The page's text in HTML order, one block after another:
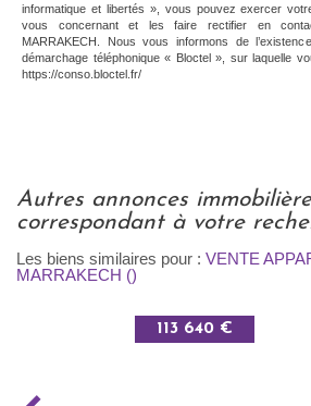
informatique et libertés », vous pouvez exercer
vous concernant et les faire rectifier en
MARRAKECH. Nous vous informons de
démarchage téléphonique « Bloctel », sur laquelle
https://conso.bloctel.fr/
autres annonces immobilières
correspondant à votre
Les biens similaires pour : VENTE
MARRAKECH ()
113 640 €